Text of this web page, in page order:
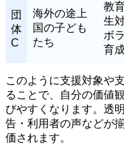
団
体
C
海外の途上
国の子ども
たち
教
生
ボ
育
このように支援対象や
ることで、自分の価値
びやすくなります。透
告・利用者の声などが
価されます。